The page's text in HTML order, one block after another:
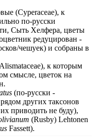
(Cyperaceae), к
по-русски
Сыть Хелфера, цветы
редуцирован -
чешуек) и собраны в
к которым
смысле, цветок на
(по-русски -
других таксонов
приводить не буду),
(Rusby) Lehtonen
Fassett).